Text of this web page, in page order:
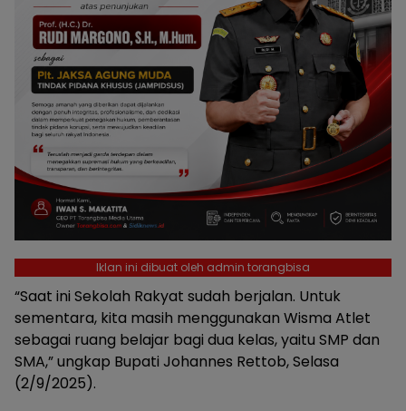
Iklan ini dibuat oleh admin torangbisa
“Saat ini Sekolah Rakyat sudah berjalan. Untuk
sementara, kita masih menggunakan Wisma Atlet
sebagai ruang belajar bagi dua kelas, yaitu SMP dan
SMA,” ungkap Bupati Johannes Rettob, Selasa
(2/9/2025).